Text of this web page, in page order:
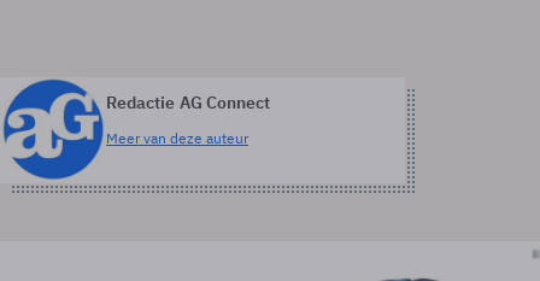
Redactie AG Connect
Meer van deze auteur